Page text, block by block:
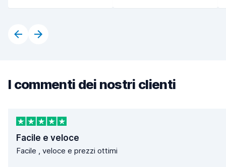
I commenti dei nostri clienti
Facile e veloce
Facile , veloce e prezzi ottimi